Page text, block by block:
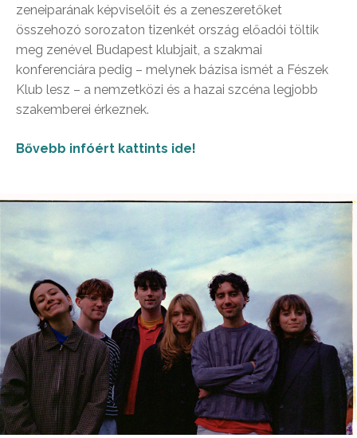
zeneiparának képviselőit és a zeneszeretőket
összehozó sorozaton tizenkét ország előadói töltik
meg zenével Budapest klubjait, a szakmai
konferenciára pedig – melynek bázisa ismét a Fészek
Klub lesz – a nemzetközi és a hazai szcéna legjobb
szakemberei érkeznek.
Bővebb infóért kattints ide!